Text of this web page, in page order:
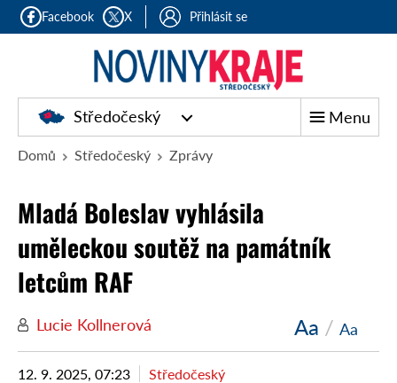
Facebook X Přihlásit se
Středočeský Menu
Domů Středočeský Zprávy
Mladá Boleslav vyhlásila
uměleckou soutěž na památník
letcům RAF
Lucie Kollnerová Aa / Aa
12. 9. 2025, 07:23 Středočeský